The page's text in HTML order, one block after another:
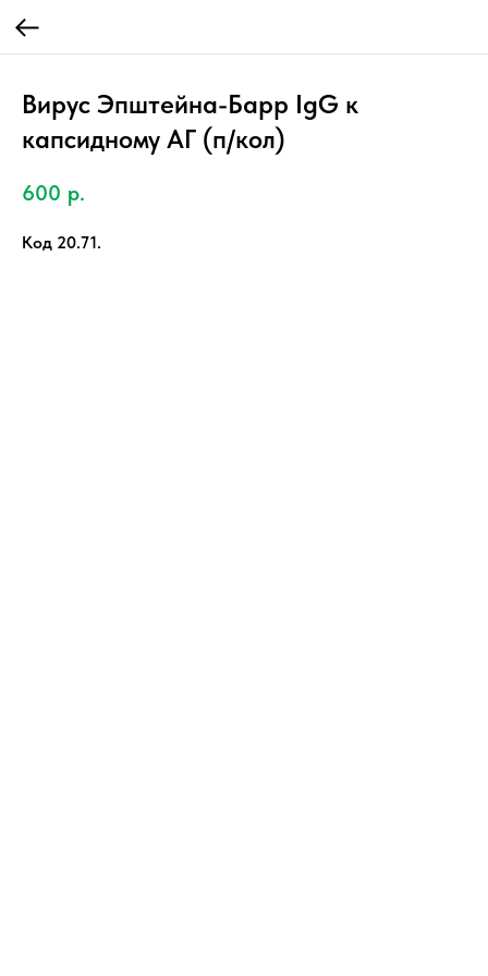
Вирус Эпштейна-Барр IgG к
капсидному АГ (п/кол)
600 р.
Код 20.71.